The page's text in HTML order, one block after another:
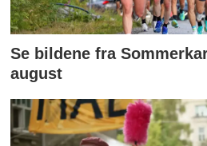
Se bildene fra
august